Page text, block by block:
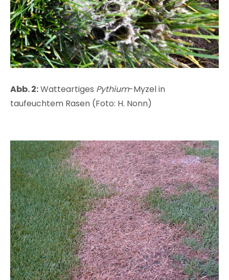
Abb. 2:Watteartiges Pythium-Myzel in
taufeuchtem Rasen (Foto: H. Nonn)